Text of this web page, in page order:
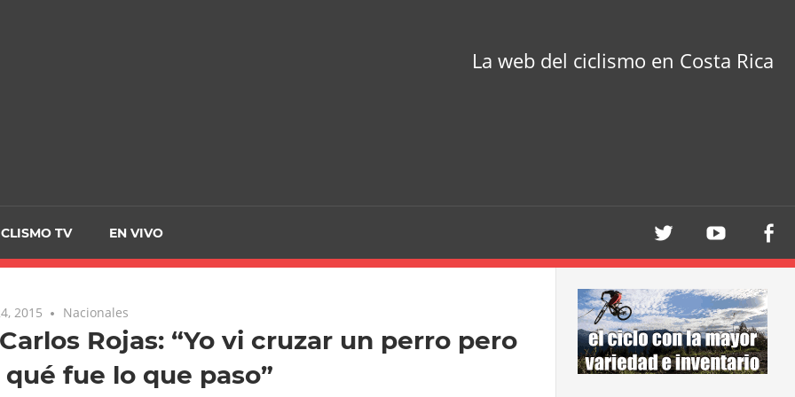
La web del ciclismo en Costa Rica
TV EN VIVO
2015 Nacionales
Rojas: “Yo vi cruzar un perro pero
qué fue lo que paso”